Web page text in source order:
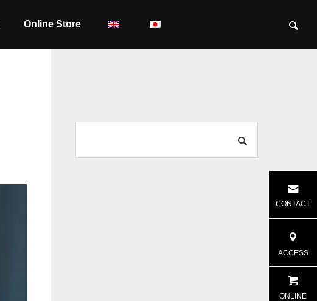
Online Store
CONTACT
ACCESS
ONLINE